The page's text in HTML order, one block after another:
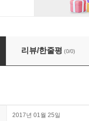
리뷰/한줄평 (0/0)
2017년 01월 25일